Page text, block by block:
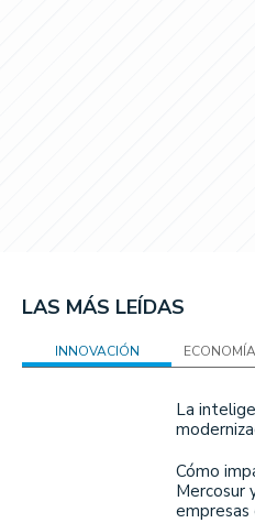
LAS MÁS LEÍDAS
INNOVACIÓN
La
Cómo
Mercosur
empresas